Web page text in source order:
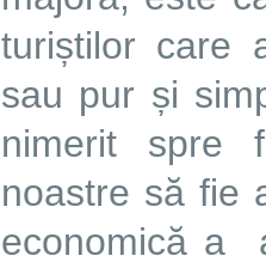
turiștilor care
sau pur și
nimerit spre
noastre să fie
economică a